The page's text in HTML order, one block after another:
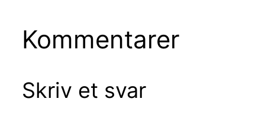
Kommentarer
Skriv et svar